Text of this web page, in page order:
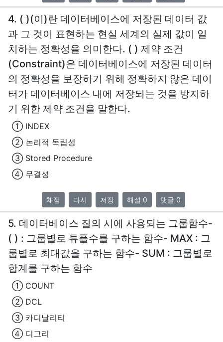
4. ( )(이)란 데이터베이스에 저장된 데이터 값
과 그 것이 표현하는 현실 세계의 실제 값이 일
치하는 정확성을 의미한다. ( ) 제약 조건
(Constraint)은 데이터베이스에 저장된 데이터
의 정확성을 보장하기 위해 정확하지 않은 데이
터가 데이터베이스 내에 저장되는 것을 방지하
기 위한 제약 조건을 말한다.
① INDEX
② 논리적 독립성
③ Stored Procedure
④ 무결성
채점 다시 저장 해설 0 댓글 0
5. 데이터베이스 질의 시에 사용되는 그룹함수-
( ) : 그룹별로 튜플수를 구하는 함수- MAX : 그
룹별로 최대값을 구하는 함수- SUM : 그룹별로
합계를 구하는 함수
① COUNT
② DCL
③ 카디날리티
④ 디그리